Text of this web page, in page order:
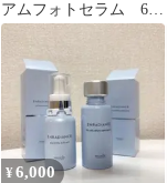
アムフォトセラム 6点
セット
¥6,000